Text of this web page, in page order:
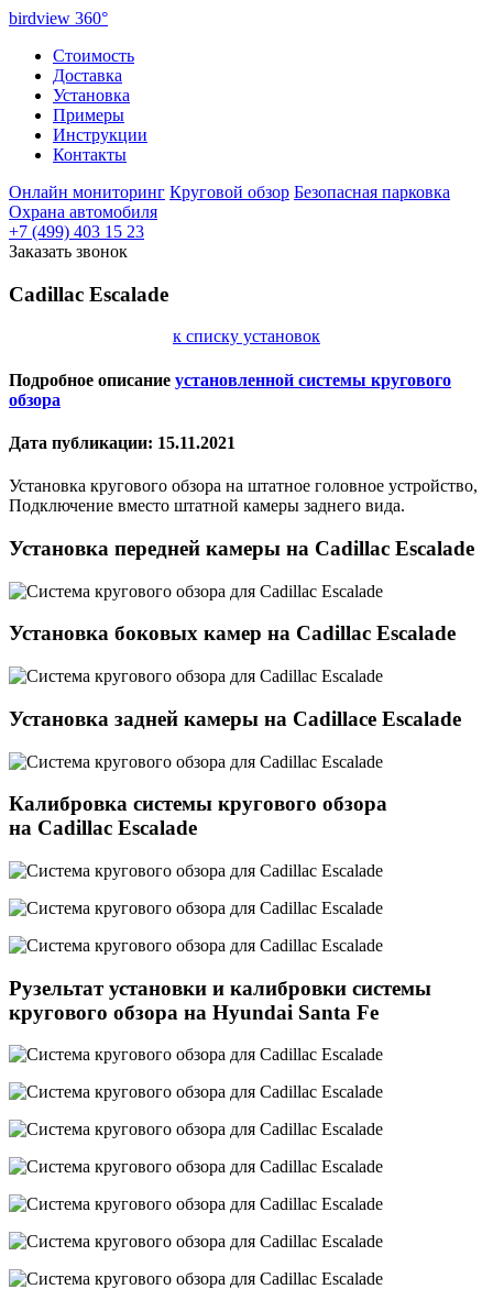
birdview 360°
Стоимость
Доставка
Установка
Примеры
Инструкции
Контакты
Онлайн мониторинг Круговой обзор Безопасная парковка
Охрана автомобиля
+7 (499) 403 15 23
Заказать звонок
Cadillac Escalade
к списку установок
Подробное описание установленной системы кругового
обзора
Дата публикации: 15.11.2021
Установка кругового обзора на штатное головное устройство,
Подключение вместо штатной камеры заднего вида.
Установка передней камеры на Cadillac Escalade
Установка боковых камер на Cadillac Escalade
Установка задней камеры на Cadillace Escalade
Калибровка системы кругового обзора
на Cadillac Escalade
Рузельтат установки и калибровки системы
кругового обзора на Hyundai Santa Fe